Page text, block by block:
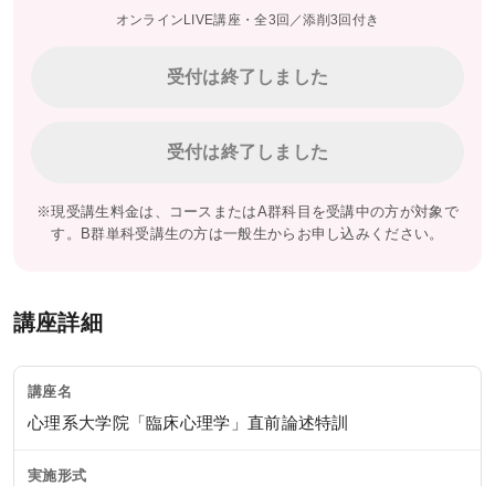
オンラインLIVE講座・全3回／添削3回付き
受付は終了しました
受付は終了しました
※現受講生料金は、コースまたはA群科目を受講中の方が対象で
す。B群単科受講生の方は一般生からお申し込みください。
講座詳細
講座名
心理系大学院「臨床心理学」直前論述特訓
実施形式